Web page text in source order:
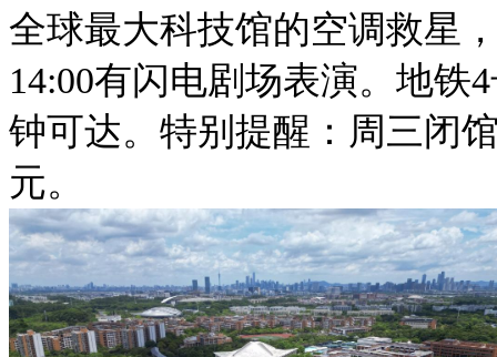
全球最大科技馆的空调救星
14:00有闪电剧场表演。地铁
钟可达。特别提醒：周三闭
元。